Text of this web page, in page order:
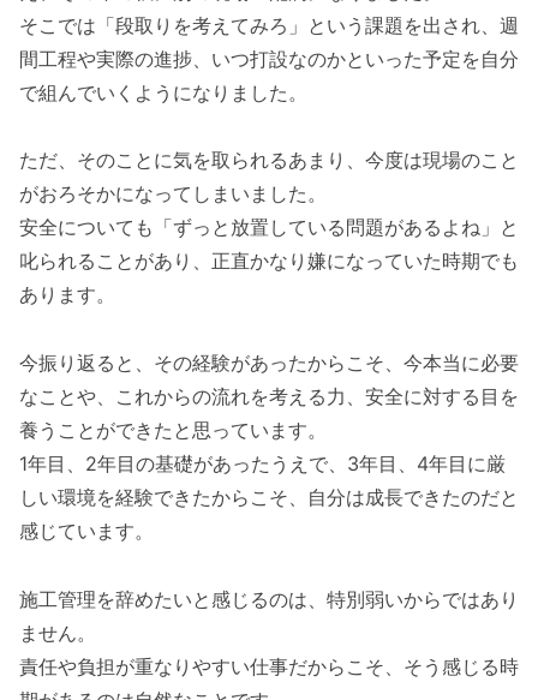
そこでは「段取りを考えてみろ」という課題を出され、週
間工程や実際の進捗、いつ打設なのかといった予定を自分
で組んでいくようになりました。
ただ、そのことに気を取られるあまり、今度は現場のこと
がおろそかになってしまいました。
安全についても「ずっと放置している問題があるよね」と
叱られることがあり、正直かなり嫌になっていた時期でも
あります。
今振り返ると、その経験があったからこそ、今本当に必要
なことや、これからの流れを考える力、安全に対する目を
養うことができたと思っています。
1年目、2年目の基礎があったうえで、3年目、4年目に厳
しい環境を経験できたからこそ、自分は成長できたのだと
感じています。
施工管理を辞めたいと感じるのは、特別弱いからではあり
ません。
責任や負担が重なりやすい仕事だからこそ、そう感じる時